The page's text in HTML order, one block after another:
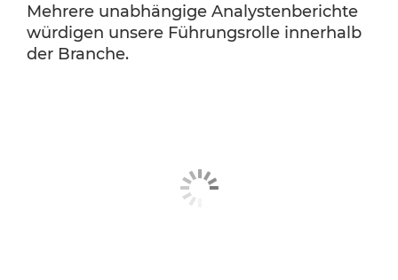
Mehrere unabhängige Analystenberichte
würdigen unsere Führungsrolle innerhalb
der Branche.